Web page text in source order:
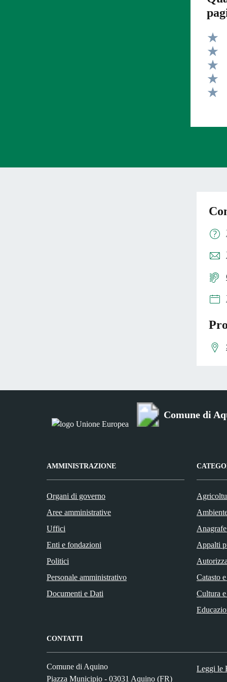
Comune di
AMMINISTRAZIONE
Organi di governo
Aree amministrative
Uffici
Enti e fondazioni
Politici
Personale amministrativo
Documenti e Dati
Appalti
Catasto
Cultura
CONTATTI
Comune di Aquino
Piazza Municipio - 03031 Aquino (FR)
Leggi le